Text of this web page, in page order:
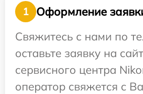
1
Оформление
Свяжитесь с нами по
оставьте заявку на
сервисного центра
оператор свяжется с